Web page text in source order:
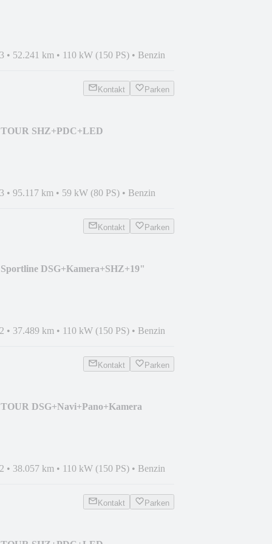
• 52.241 km • 110 kW (150 PS) • Benzin
Kontakt Parken
SHZ+PDC+LED
• 95.117 km • 59 kW (80 PS) • Benzin
Kontakt Parken
DSG+Kamera+SHZ+19"
• 37.489 km • 110 kW (150 PS) • Benzin
Kontakt Parken
DSG+Navi+Pano+Kamera
• 38.057 km • 110 kW (150 PS) • Benzin
Kontakt Parken